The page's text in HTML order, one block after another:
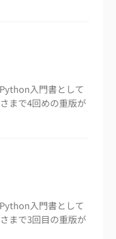
入門書として
まで4回めの重版が
入門書として
まで3回目の重版が